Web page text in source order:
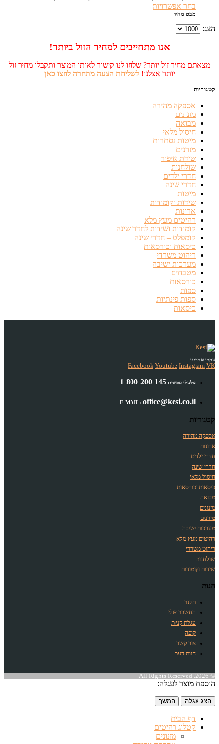
בחר אפשרויות
מבט מהיר
הצג:
אנו מתחייבים למחיר הזול ביותר!
מצאתם מחיר זול יותר? שלחו לנו קישור לאותו המוצר ותקבלו מחיר זול
יותר אצלנו!לשליחת הצעה מתחרה לחצו כאן
קטגוריות
אספקה מהירה
מזנונים
מבואה
חיסול מלאי
מיטות נסתרות
מזרנים
שידת איפור
שולחנות
חדרי ילדים
חדרי שינה
מיטות
שידות וקומודות
ארונות
רהיטים מעץ מלא
קומודות ושידות לחדר שינה
קומפלט – חדרי שינה
כיסאות וכורסאות
ריהוט משרדי
מערכות ישיבה
מטבחים
כורסאות
ספות
ספות פינתיות
כיסאות
עקבו אחרינו
Facebook Youtube Instagram VK
צלצלו עכשיו: 1-800-200-145
E-MAIL: office@kesi.co.il
קטגוריות
אספקה מהירה
ארונות
חדרי ילדים
חדרי שינה
חיסול מלאי
כיסאות וכורסאות
מבואה
מזנונים
מזרנים
מערכות ישיבה
רהיטים מעץ מלא
ריהוט משרדי
שולחנות
שידות וקומודות
חנות
תקנון
החשבון שלי
עגלת קניות
קופה
צור קשר
חוות דעת
© 2026. All Rights Reserved
הוספת מוצר לעגלה:
הצג עגלה המשך
דף הבית
קטלוג רהיטים
מזנונים